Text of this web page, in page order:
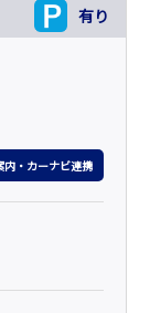
有り
内・カーナビ連携